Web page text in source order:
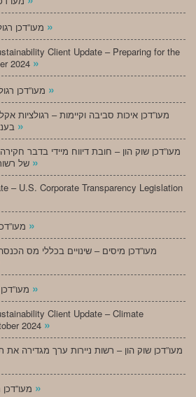
»
Client Update – Preparing for the
2024 »
»
מעו”דכן איכות סביבה וקיימות – רגולציות
»
מעו”דכן שוק הון – חובת דיווח מיידי בדבר
»
– U.S. Corporate Transparency Legislation
»
מעו”דכן מיסים – שינויים בכללי מס
»
Client Update – Climate
2024 »
מעו”דכן שוק הון – רשות ניירות ערך מגדירה את
»